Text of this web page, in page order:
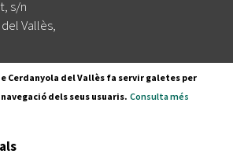
s/n
Vallès,
butlletí
Cerdanyola del Vallès fa servir galetes per
dels seus usuaris. Consulta més